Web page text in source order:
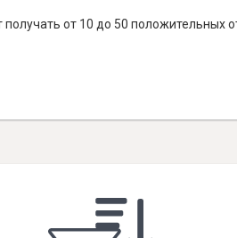
от 10 до 50 положительных